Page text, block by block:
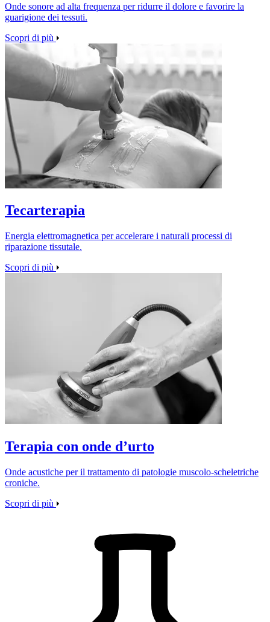
Onde sonore ad alta frequenza per ridurre il dolore e favorire la
guarigione dei tessuti.
Scopri di più
Tecarterapia
Energia elettromagnetica per accelerare i naturali processi di
riparazione tissutale.
Scopri di più
Terapia con onde d’urto
Onde acustiche per il trattamento di patologie muscolo‑scheletriche
croniche.
Scopri di più